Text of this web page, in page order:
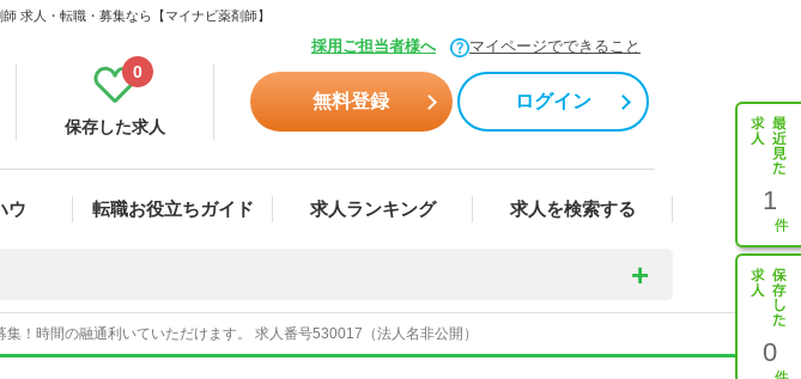
求人・転職・募集なら【マイナビ薬剤師】
採用ご担当者様へ マイページでできること
保存した求人
0
無料登録 ログイン
ウ 転職お役立ちガイド 求人ランキング 求人を検索する 1
0
！時間の融通利いていただけます。 求人番号530017（法人名非公開）